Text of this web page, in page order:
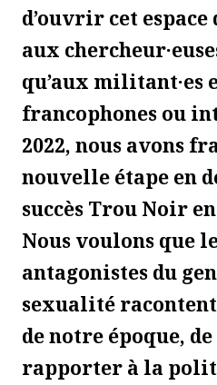
d’ouvrir cet
aux
qu’aux militant·es
francophones ou
2022, nous avons
nouvelle étape en
succès Trou Noir
Nous voulons que
antagonistes du
sexualité
de notre époque,
rapporter à la